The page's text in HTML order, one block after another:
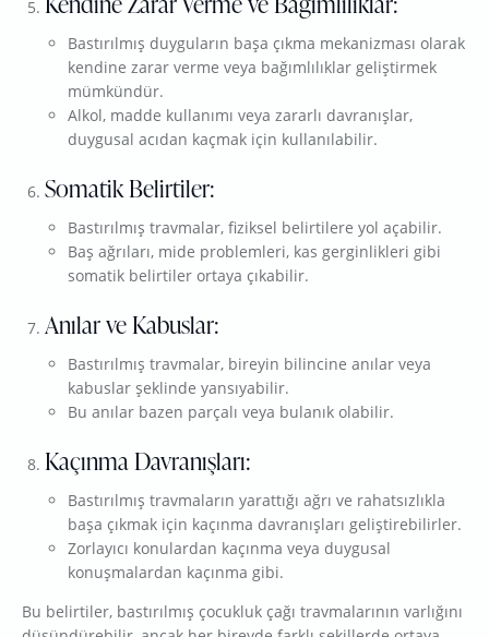
Bastırılmış duyguların başa çıkma mekanizması olarak
kendine zarar verme veya bağımlılıklar geliştirmek
mümkündür.
Alkol, madde kullanımı veya zararlı davranışlar,
duygusal acıdan kaçmak için kullanılabilir.
Somatik Belirtiler:
Bastırılmış travmalar, fiziksel belirtilere yol açabilir.
Baş ağrıları, mide problemleri, kas gerginlikleri gibi
somatik belirtiler ortaya çıkabilir.
Anılar ve Kabuslar:
Bastırılmış travmalar, bireyin bilincine anılar veya
kabuslar şeklinde yansıyabilir.
Bu anılar bazen parçalı veya bulanık olabilir.
Kaçınma Davranışları:
Bastırılmış travmaların yarattığı ağrı ve rahatsızlıkla
başa çıkmak için kaçınma davranışları geliştirebilirler.
Zorlayıcı konulardan kaçınma veya duygusal
konuşmalardan kaçınma gibi.
Bu belirtiler, bastırılmış çocukluk çağı travmalarının varlığını